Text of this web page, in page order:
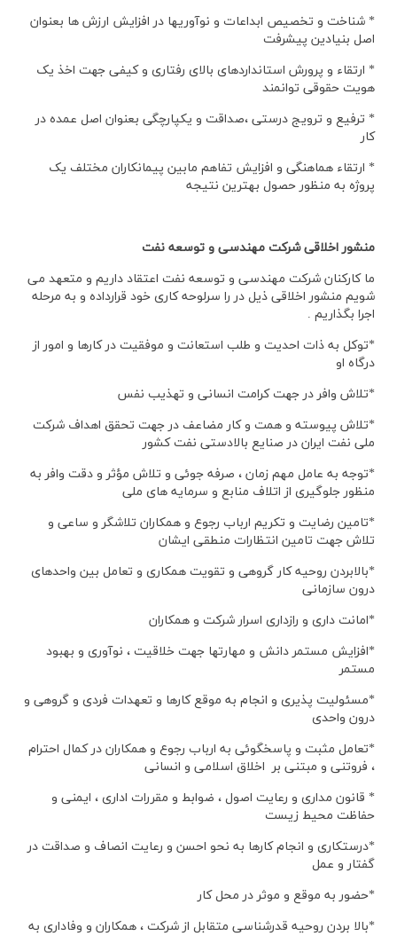
* شناخت و تخصیص ابداعات و نوآوریها در افزایش ارزش ها بعنوان
اصل بنیادین پیشرفت
* ارتقاء و پرورش استانداردهای بالای رفتاری و کیفی جهت اخذ یک
هویت حقوقی توانمند
* ترفیع و ترویج درستی ،صداقت و یکپارچگی بعنوان اصل عمده در
کار
* ارتقاء هماهنگی و افزایش تفاهم مابین پیمانکاران مختلف یک
پروژه به منظور حصول بهترین نتیجه
منشور اخلاقی شرکت مهندسی و توسعه نفت
ما کارکنان شرکت مهندسی و توسعه نفت اعتقاد داریم و متعهد می
شویم منشور اخلاقی ذیل در را سرلوحه کاری خود قرارداده و به مرحله
اجرا بگذاریم .
*توکل به ذات احدیت و طلب استعانت و موفقیت در کارها و امور از
درگاه او
*تلاش وافر در جهت کرامت انسانی و تهذیب نفس
*تلاش پیوسته و همت و کار مضاعف در جهت تحقق اهداف شرکت
ملی نفت ایران در صنایع بالادستی نفت کشور
*توجه به عامل مهم زمان ، صرفه جوئی و تلاش مؤثر و دقت وافر به
منظور جلوگیری از اتلاف منابع و سرمایه های ملی
*تامین رضایت و تکریم ارباب رجوع و همکاران تلاشگر و ساعی و
تلاش جهت تامین انتظارات منطقی ایشان
*بالابردن روحیه کار گروهی و تقویت همکاری و تعامل بین واحدهای
درون سازمانی
*امانت داری و رازداری اسرار شرکت و همکاران
*افزایش مستمر دانش و مهارتها جهت خلاقیت ، نوآوری و بهبود
مستمر
*مسئولیت پذیری و انجام به موقع کارها و تعهدات فردی و گروهی و
درون واحدی
*تعامل مثبت و پاسخگوئی به ارباب رجوع و همکاران در کمال احترام
، فروتنی و مبتنی بر اخلاق اسلامی و انسانی
* قانون مداری و رعایت اصول ، ضوابط و مقررات اداری ، ایمنی و
حفاظت محیط زیست
*درستکاری و انجام کارها به نحو احسن و رعایت انصاف و صداقت در
گفتار و عمل
*حضور به موقع و موثر در محل کار
*بالا بردن روحیه قدرشناسی متقابل از شرکت ، همکاران و وفاداری به